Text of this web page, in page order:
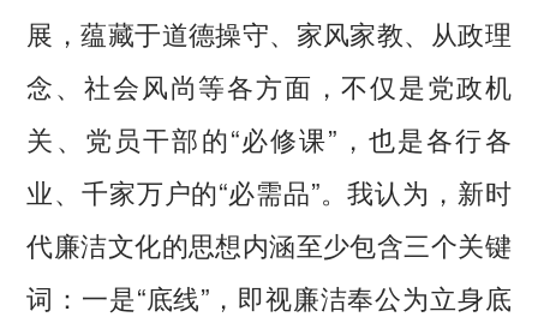
展，蕴藏于道德操守、家风家教、从政理
念、社会风尚等各方面，不仅是党政机
关、党员干部的“必修课”，也是各行各
业、千家万户的“必需品”。我认为，新时
代廉洁文化的思想内涵至少包含三个关键
词：一是“底线”，即视廉洁奉公为立身底